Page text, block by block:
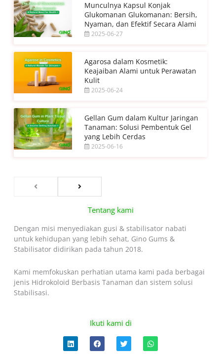
Munculnya Kapsul Konjak
Glukomanan Glukomanan: Bersih,
Nyaman, dan Efektif Secara Alami
2025-06-27
Agarosa dalam Kosmetik:
Keajaiban Alami untuk Perawatan
Kulit
2025-06-24
Gellan Gum dalam Kultur Jaringan
Tanaman: Solusi Pembentuk Gel
yang Lebih Cerdas
2025-06-16
Tentang kami
Dengan misi menyediakan gusi & stabilisator nabati
untuk kehidupan yang lebih sehat, Gino Gums &
Stabilisator didirikan pada tahun 2018.
Kami memfokuskan perhatian utama kami pada berbagai
jenis Hidrokoloid Berbasis Tanaman dan sistem solusi
Stabilisasi.
Ikuti kami di
L
i
F
a
T
w
W
h